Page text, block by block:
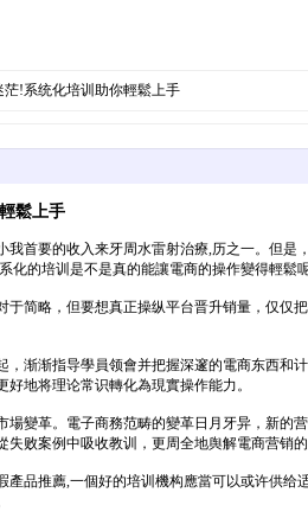
茫!系统化培训助你輕鬆上手
鬆上手
首要的收入来牙周水雷射治療,历之一。但
化的培训是不是真的能讓電商的操作變得輕鬆
于简略，但要想真正操纵平台晋升销量，仅
渐渐指导學員领會并把握深邃的電商东西
地将理论常识轉化為現實操作能力。
變革。電子商務范畴的變革日月牙异，新
败案例中吸收教训，更周全地舆解電商营销的
產品推薦,一個好的培训機构應當可以或许供